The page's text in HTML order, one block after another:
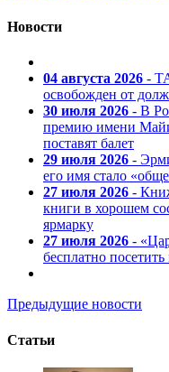
Новости
04 августа 2026 -
освобожден от
30 июля 2026 - В
премию имени
поставят балет
29 июля 2026 -
его имя стало
27 июля 2026 -
книги в хорошем
ярмарку
27 июля 2026 -
бесплатно
Предыдущие новости
Статьи